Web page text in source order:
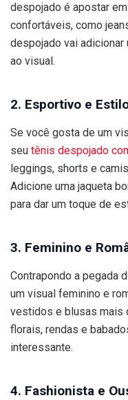
despojado é apostar
confortáveis, como
despojado vai
ao visual.
2. Esportivo e
Se você gosta de um
seu tênis despojado
leggings, shorts e
Adicione uma jaqueta
para dar um toque de
3. Feminino e
Contrapondo a pegada
um visual feminino e
vestidos e blusas mais
florais, rendas e
interessante.
4. Fashionista e